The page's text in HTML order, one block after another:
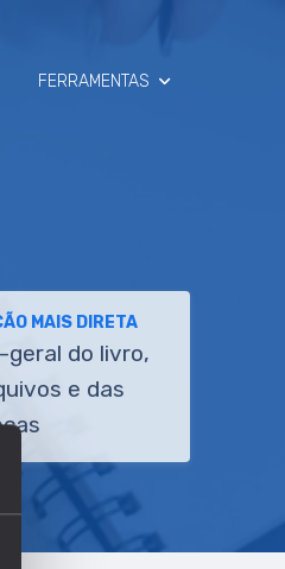
FERRAMENTAS
MAIS DIRETA
geral do livro,
e das